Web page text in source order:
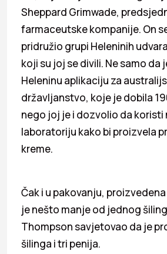
Sheppard Grimwade,
farmaceutske kompanije. On
pridružio grupi Heleninih
koji su joj se divili. Ne samo da
Heleninu aplikaciju za
državljanstvo, koje je dobila
nego joj je i dozvolio da koristi
laboratoriju kako bi proizvela
kreme.
Čak i u pakovanju,
je nešto manje od jednog
Thompson savjetovao da je
šilinga i tri penija.